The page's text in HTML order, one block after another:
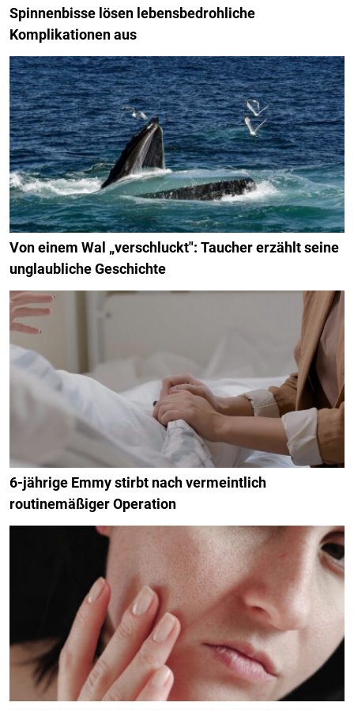
Spinnenbisse lösen lebensbedrohliche
Komplikationen aus
Von einem Wal „verschluckt": Taucher erzählt seine
unglaubliche Geschichte
6-jährige Emmy stirbt nach vermeintlich
routinemäßiger Operation